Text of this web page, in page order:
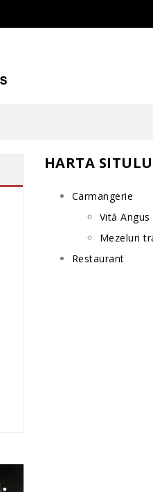
HARTA
Carmangerie
Vită Angus
Mezeluri
Restaurant